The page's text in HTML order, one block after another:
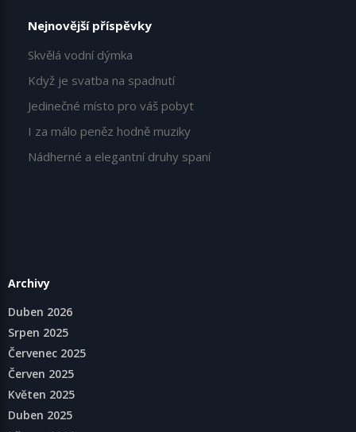
Nejnovější příspěvky
Skvělá vodní dýmka
Když je svatba na spadnutí
Jedinečné místo pro váš pobyt
I za málo peněz hodně muziky
Nádherné a elegantní druhy spaní
Archivy
Duben 2026
Srpen 2025
Červenec 2025
Červen 2025
Květen 2025
Duben 2025